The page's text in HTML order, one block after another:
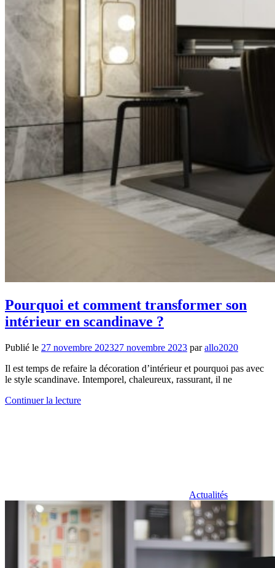
Pourquoi et comment transformer son
intérieur en scandinave ?
Publié le 27 novembre 202327 novembre 2023 parallo2020
Il est temps de refaire la décoration d’intérieur et pourquoi pas avec
le style scandinave. Intemporel, chaleureux, rassurant, il ne
Continuer la lecture
Actualités